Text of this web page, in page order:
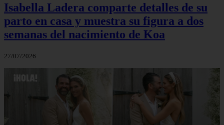
Isabella Ladera comparte detalles de su
parto en casa y muestra su figura a dos
semanas del nacimiento de Koa
27/07/2026